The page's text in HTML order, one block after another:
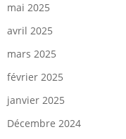
mai 2025
avril 2025
mars 2025
février 2025
janvier 2025
Décembre 2024